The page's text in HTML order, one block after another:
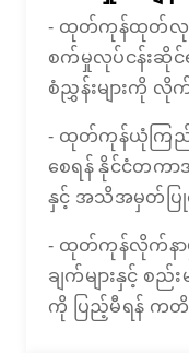
- ထုတ်ကုန်ထုတ်လုပ်
စက်မှုလုပ်ငန်းဆိုင်ရာ
စံညွှန်းများကို လိုက်
- ထုတ်ကုန်ယုံကြည်စိ
စေရန် နိုင်ငံတကာ
နှင့် အသိအမှတ်ပြု
- ထုတ်ကုန်လိုက်န
ချက်များနှင့် စည်
ကို ပြည့်မီရန် ကတိ